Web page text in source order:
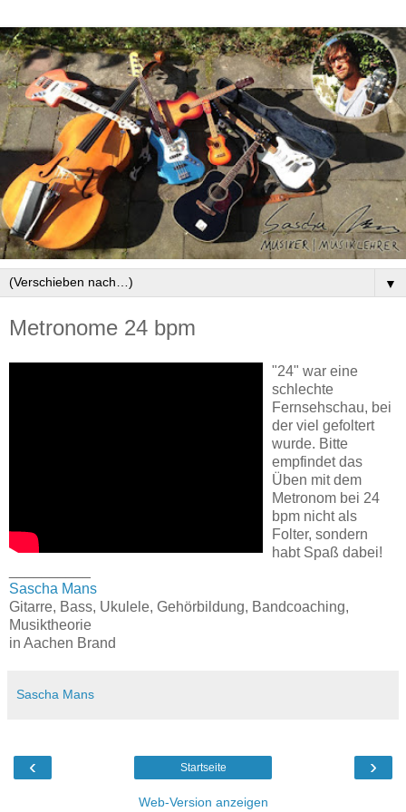
▼
Metronome 24 bpm
"24" war eine
schlechte
Fernsehschau, bei
der viel gefoltert
wurde. Bitte
empfindet das
Üben mit dem
Metronom bei 24
bpm nicht als
Folter, sondern
habt Spaß dabei!
Sascha Mans
Gitarre, Bass, Ukulele, Gehörbildung, Bandcoaching,
Musiktheorie
in Aachen Brand
Sascha Mans
‹ ›
Startseite
Web-Version anzeigen